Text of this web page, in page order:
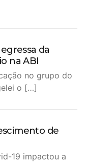
da
na ABI
no grupo do
o […]
de
19 impactou a